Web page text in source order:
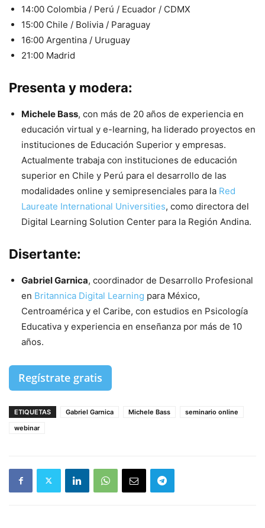
14:00 Colombia / Perú / Ecuador / CDMX
15:00 Chile / Bolivia / Paraguay
16:00 Argentina / Uruguay
21:00 Madrid
Presenta y modera:
Michele Bass, con más de 20 años de experiencia en
educación virtual y e-learning, ha liderado proyectos en
instituciones de Educación Superior y empresas.
Actualmente trabaja con instituciones de educación
superior en Chile y Perú para el desarrollo de las
modalidades online y semipresenciales para la Red
Laureate International Universities, como directora del
Digital Learning Solution Center para la Región Andina.
Disertante:
Gabriel Garnica, coordinador de Desarrollo Profesional
en Britannica Digital Learning para México,
Centroamérica y el Caribe, con estudios en Psicología
Educativa y experiencia en enseñanza por más de 10
años.
Regístrate gratis
ETIQUETAS Gabriel Garnica Michele Bass
seminario online
webinar